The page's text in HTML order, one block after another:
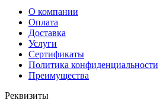
О компании
Оплата
Доставка
Услуги
Сертификаты
Политика конфиденциальности
Преимущества
Реквизиты